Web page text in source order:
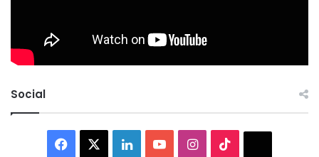
Social
Facebook LinkedInYouTubeInstagram